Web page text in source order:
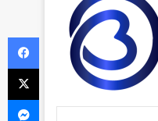
Facebook